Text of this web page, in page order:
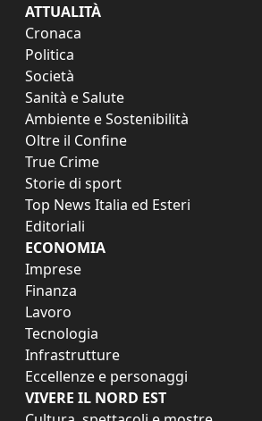
ATTUALITÀ
Cronaca
Politica
Società
Sanità e Salute
Ambiente e Sostenibilità
Oltre il Confine
True Crime
Storie di sport
Top News Italia ed Esteri
Editoriali
ECONOMIA
Imprese
Finanza
Lavoro
Tecnologia
Infrastrutture
Eccellenze e personaggi
VIVERE IL NORD EST